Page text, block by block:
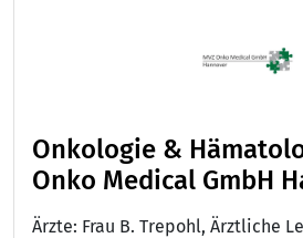
Onkologie &
Onko Medical GmbH